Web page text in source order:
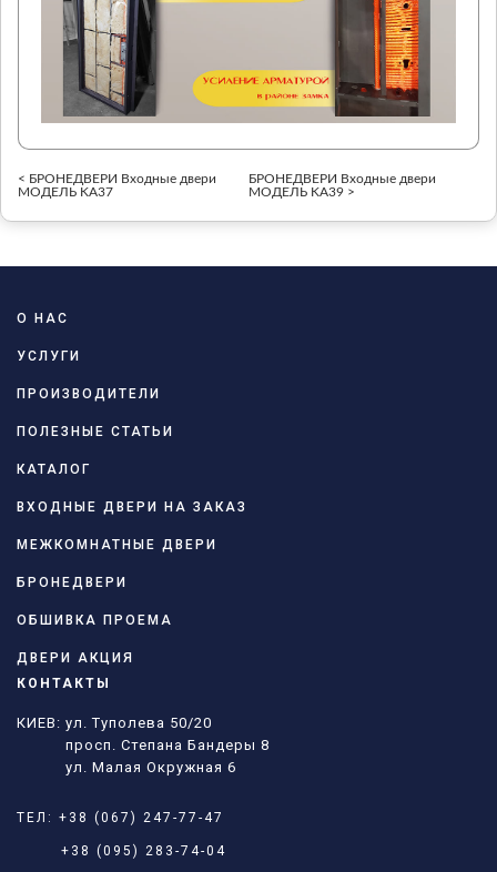
< БРОНЕДВЕРИ Входные двери
МОДЕЛЬ KA37
БРОНЕДВЕРИ Входные двери
МОДЕЛЬ KA39 >
О НАС
УСЛУГИ
ПРОИЗВОДИТЕЛИ
ПОЛЕЗНЫЕ СТАТЬИ
КАТАЛОГ
ВХОДНЫЕ ДВЕРИ НА ЗАКАЗ
МЕЖКОМНАТНЫЕ ДВЕРИ
БРОНЕДВЕРИ
ОБШИВКА ПРОЕМА
ДВЕРИ АКЦИЯ
КОНТАКТЫ
КИЕВ: ул. Туполева 50/20
просп. Степана Бандеры 8
ул. Малая Окружная 6
ТЕЛ: +38 (067) 247-77-47
+38 (095) 283-74-04